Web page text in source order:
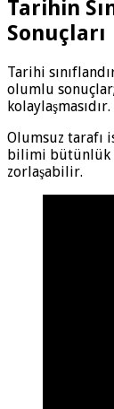
Tarihin
Sonuçları
Tarihi
olumlu
kolaylaşmasıdır.
Olumsuz tarafı
bilimi bütünlük
zorlaşabilir.